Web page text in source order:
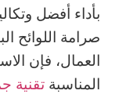
بأداء أفضل
صرامة اللوائح
العمال، فإن
المناسبةتقنية